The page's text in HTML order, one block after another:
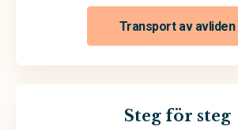
Transport av avliden
Steg för steg